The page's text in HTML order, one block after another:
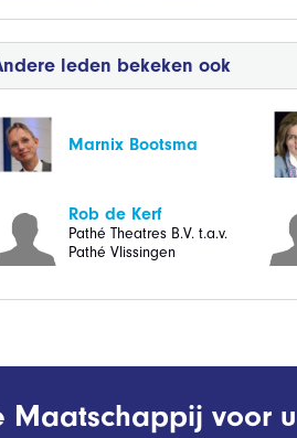
leden bekeken ook
Marnix Bootsma
Rob de Kerf
Pathé Theatres B.V. t.a.v.
Pathé Vlissingen
Maatschappij voor